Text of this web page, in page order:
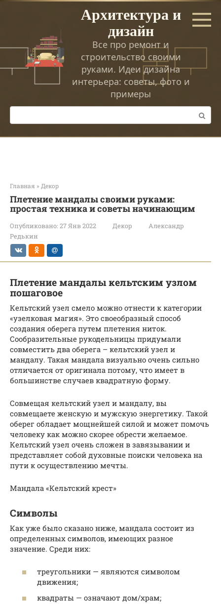
Перейти
Архитектура и
дизайн
Все про ремонт и
строительство своими
руками. Идеи дизайна
интерьера: советы, фото и
примеры
Поиск:
Главная » Декор
Плетение мандалы своими руками:
простая техника и советы начинающим
Опубликовано: 27 Янв 2022 Декор
Александр
Редькин
Плетение мандалы кельтским узлом
пошаговое
Кельтский узел смело можно отнести к категории
«узелковая магия». Это своеобразный способ
создания оберега путем плетения ниток.
Сообразительные рукодельницы придумали
совместить два оберега – кельтский узел и
мандалу. Такая мандала визуально очень сильно
отличается от оригинала потому, что имеет в
большинстве случаев квадратную форму.
Совмещая кельтский узел и мандалу, вы
совмещаете женскую и мужскую энергетику. Такой
оберег обладает мощнейшей силой и может помочь
человеку как можно скорее обрести желаемое.
Кельтский узел очень сложен в завязывании и
представляет собой духовные поиски человека на
пути к осуществлению мечты.
Мандала «Кельтский крест»
Символы
Как уже было сказано ниже, мандала состоит из
определенных символов, имеющих разное
значение. Среди них:
треугольники — являются символом
движения;
квадраты — означают дом/храм;